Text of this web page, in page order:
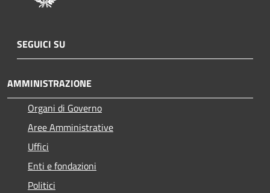
SEGUICI SU
AMMINISTRAZIONE
Organi di Governo
Aree Amministrative
Uffici
Enti e fondazioni
Politici